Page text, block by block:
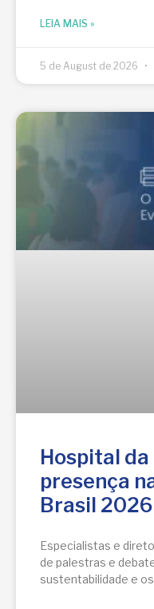
LEIA MAIS »
5 de August de 2026
Hospital
presença
Brasil 2026
Especialistas e
de palestras e
sustentabilidade e